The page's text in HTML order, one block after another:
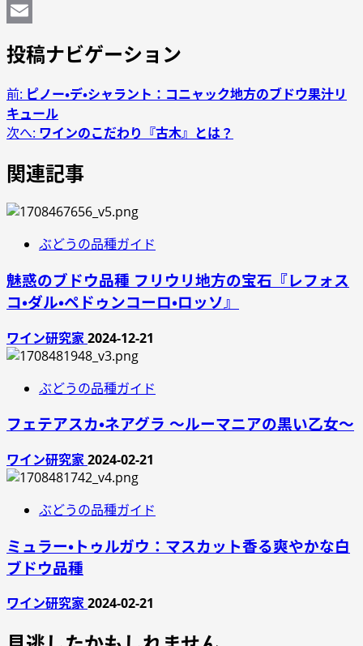
Reddit
投稿ナビゲーション
前: ピノー・デ・シャラント：コニャック地方のブドウ果汁リ
キュール
次へ: ワインのこだわり『古木』とは？
関連記事
ぶどうの品種ガイド
魅惑のブドウ品種 フリウリ地方の宝石『レフォス
コ・ダル・ペドゥンコーロ・ロッソ』
ワイン研究家2024-12-21
ぶどうの品種ガイド
フェテアスカ・ネアグラ ～ルーマニアの黒い乙女～
ワイン研究家2024-02-21
ぶどうの品種ガイド
ミュラー・トゥルガウ：マスカット香る爽やかな白
ブドウ品種
ワイン研究家2024-02-21